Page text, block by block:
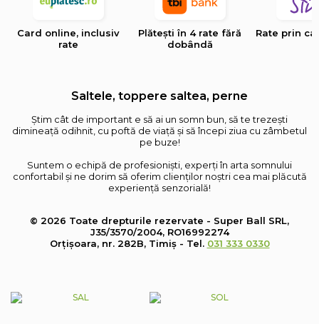
Card online, inclusiv
rate
Plătești în 4 rate fără
dobândă
Rate prin
Saltele, toppere saltea, perne
Știm cât de important e să ai un somn bun, să te trezești
dimineață odihnit, cu poftă de viață și să începi ziua cu zâmbetul
pe buze!
Suntem o echipă de profesioniști, experți în arta somnului
confortabil și ne dorim să oferim clienților noștri cea mai plăcută
experiență senzorială!
© 2026 Toate drepturile rezervate - Super Ball SRL,
J35/3570/2004, RO16992274
Orțișoara, nr. 282B, Timiș - Tel. 031 333 0330